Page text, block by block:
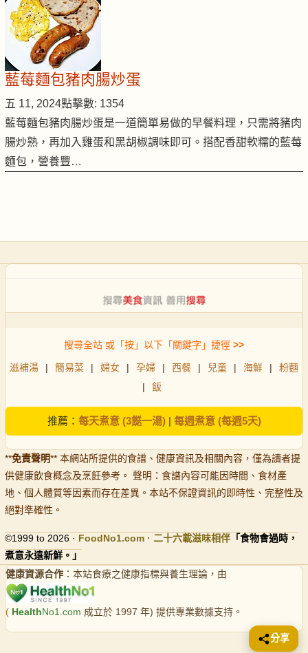
藍莓麵包豬肉腸炒蛋
五 11, 2024點擊數: 1354
藍莓麵包豬肉腸炒蛋是一道簡單易做的早餐料理，只需將豬肉
腸炒熟，再加入雞蛋和黑胡椒調味即可。搭配香甜軟糯的藍莓
麵包，營養豐…
搜尋全站 或「按」以下「關鍵字」捷徑 >>
滋補湯 | 簡易菜 | 婦女 | 孕婦 | 西餐 | 兒童 | 海鮮 |
粉麵
|
飯
推薦： 每天煮意 (3餸一湯)| 每週煮意 (每週5天)
**免責聲明** 本網站所提供的食譜、健康資訊及相關內容，僅為讀者提
供健康飲食概念及烹飪參考。 聲明：食譜內容可能因時間、食材產
地、個人體質等因素而存在差異。本站不保證資訊的即時性、完整性及
絕對準確性。
©1999 to 2026 · FoodNo1.com · 二十六載滋味相伴 「食物會過時，
煮意永遠新鮮。」
健康資源合作 ：本站食療之健康指標與養生理論，由
( HealthNo1.com 成立於 1997 年) 提供專業數據支持。
分享